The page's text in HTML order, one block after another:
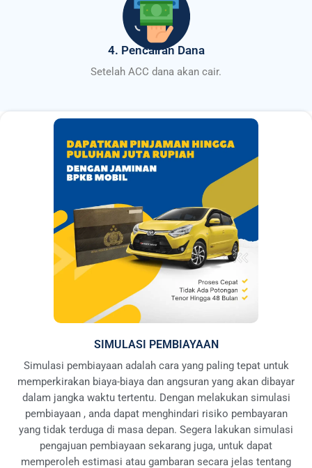
4. Pencairan Dana
Setelah ACC dana akan cair.
SIMULASI PEMBIAYAAN
Simulasi pembiayaan adalah cara yang paling tepat untuk
memperkirakan biaya-biaya dan angsuran yang akan dibayar
dalam jangka waktu tertentu. Dengan melakukan simulasi
pembiayaan , anda dapat menghindari risiko pembayaran
yang tidak terduga di masa depan. Segera lakukan simulasi
pengajuan pembiayaan sekarang juga, untuk dapat
memperoleh estimasi atau gambaran secara jelas tentang